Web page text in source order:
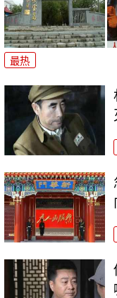
最热